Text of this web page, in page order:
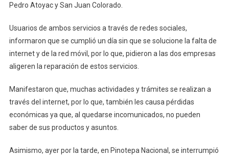
Pedro Atoyac y San Juan Colorado.
Usuarios de ambos servicios a través de redes sociales,
informaron que se cumplió un día sin que se solucione la falta de
internet y de la red móvil, por lo que, pidieron a las dos empresas
aligeren la reparación de estos servicios.
Manifestaron que, muchas actividades y trámites se realizan a
través del internet, por lo que, también les causa pérdidas
económicas ya que, al quedarse incomunicados, no pueden
saber de sus productos y asuntos.
Asimismo, ayer por la tarde, en Pinotepa Nacional, se interrumpió